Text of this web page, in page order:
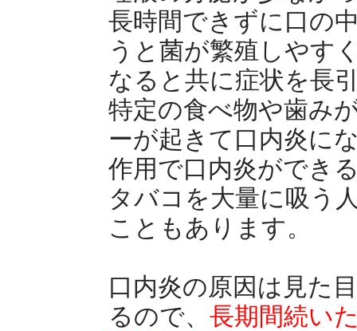
長時間できずに口の
うと菌が繁殖しやす
なると共に症状を長
特定の食べ物や歯み
ーが起きて口内炎に
作用で口内炎ができ
タバコを大量に吸う
こともあります。
口内炎の原因は見た
るので、 長期間続い